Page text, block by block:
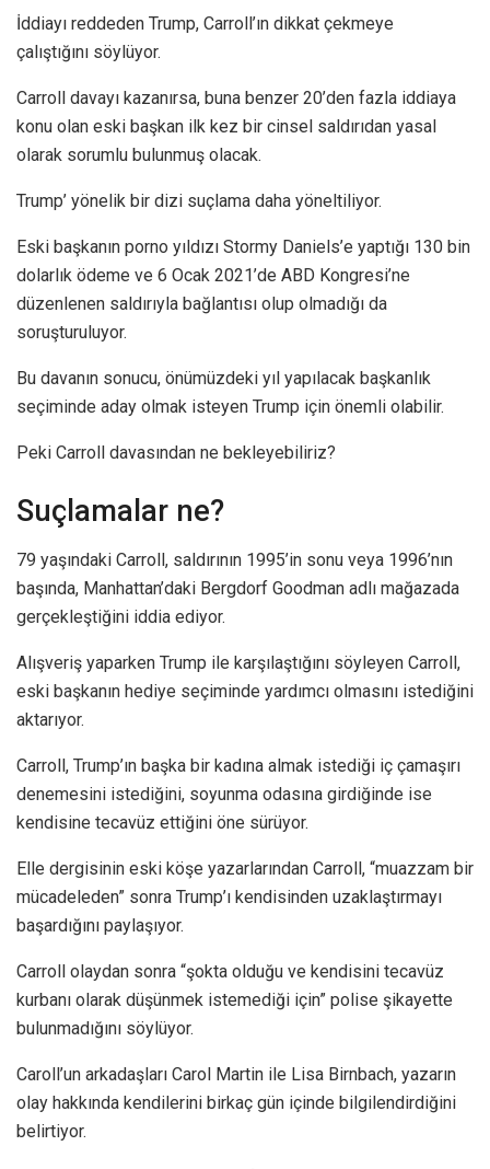
İddiayı reddeden Trump, Carroll’ın dikkat çekmeye
çalıştığını söylüyor.
Carroll davayı kazanırsa, buna benzer 20’den fazla iddiaya
konu olan eski başkan ilk kez bir cinsel saldırıdan yasal
olarak sorumlu bulunmuş olacak.
Trump’ yönelik bir dizi suçlama daha yöneltiliyor.
Eski başkanın porno yıldızı Stormy Daniels’e yaptığı 130 bin
dolarlık ödeme ve 6 Ocak 2021’de ABD Kongresi’ne
düzenlenen saldırıyla bağlantısı olup olmadığı da
soruşturuluyor.
Bu davanın sonucu, önümüzdeki yıl yapılacak başkanlık
seçiminde aday olmak isteyen Trump için önemli olabilir.
Peki Carroll davasından ne bekleyebiliriz?
Suçlamalar ne?
79 yaşındaki Carroll, saldırının 1995’in sonu veya 1996’nın
başında, Manhattan’daki Bergdorf Goodman adlı mağazada
gerçekleştiğini iddia ediyor.
Alışveriş yaparken Trump ile karşılaştığını söyleyen Carroll,
eski başkanın hediye seçiminde yardımcı olmasını istediğini
aktarıyor.
Carroll, Trump’ın başka bir kadına almak istediği iç çamaşırı
denemesini istediğini, soyunma odasına girdiğinde ise
kendisine tecavüz ettiğini öne sürüyor.
E lle dergisinin eski köşe yazarlarından Carroll, “muazzam bir
mücadeleden” sonra Trump’ı kendisinden uzaklaştırmayı
başardığını paylaşıyor.
Carroll olaydan sonra “şokta olduğu ve kendisini tecavüz
kurbanı olarak düşünmek istemediği için” polise şikayette
bulunmadığını söylüyor.
Caroll’un arkadaşları Carol Martin ile Lisa Birnbach, yazarın
olay hakkında kendilerini birkaç gün içinde bilgilendirdiğini
belirtiyor.